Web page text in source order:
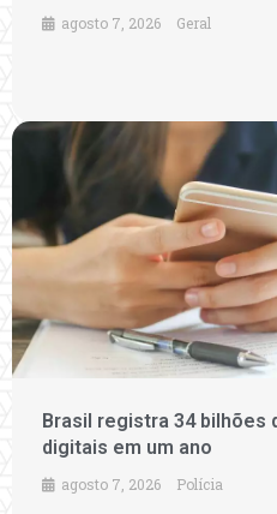
agosto 7, 2026 Geral
Brasil registra 34 bilhões
digitais em um ano
agosto 7, 2026 Polícia